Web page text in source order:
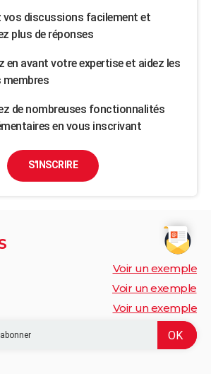
vos discussions facilement et
plus de réponses
en avant votre expertise et aidez les
membres
de nombreuses fonctionnalités
en vous inscrivant
S'INSCRIRE
Voir un exemple
Voir un exemple
Voir un exemple